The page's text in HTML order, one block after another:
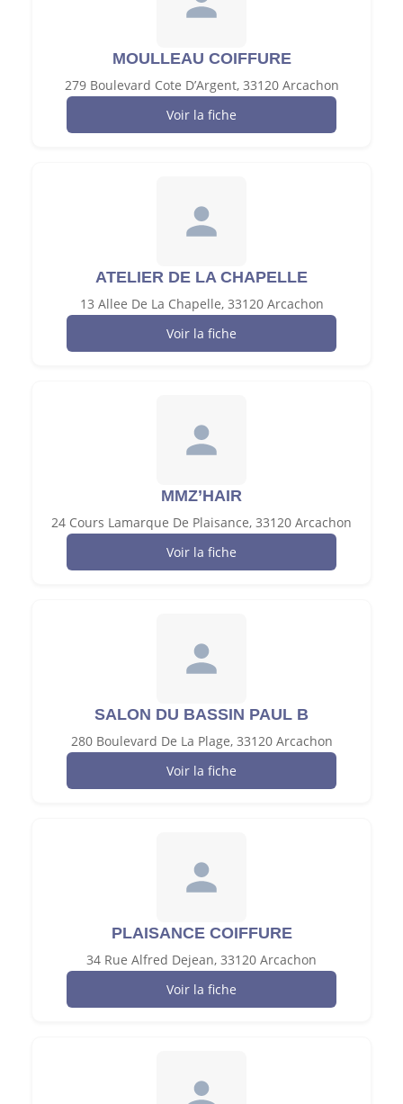
MOULLEAU COIFFURE
279 Boulevard Cote D’Argent, 33120 Arcachon
Voir la fiche
ATELIER DE LA CHAPELLE
13 Allee De La Chapelle, 33120 Arcachon
Voir la fiche
MMZ’HAIR
24 Cours Lamarque De Plaisance, 33120 Arcachon
Voir la fiche
SALON DU BASSIN PAUL B
280 Boulevard De La Plage, 33120 Arcachon
Voir la fiche
PLAISANCE COIFFURE
34 Rue Alfred Dejean, 33120 Arcachon
Voir la fiche